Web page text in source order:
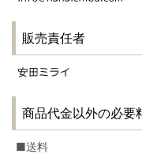
販売責任者
商品代金以外の必要
■送料